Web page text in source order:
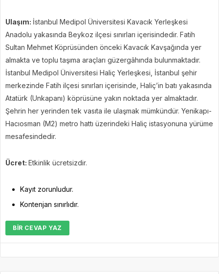
Ulaşım: İstanbul Medipol Üniversitesi Kavacık Yerleşkesi
Anadolu yakasında Beykoz ilçesi sınırları içerisindedir. Fatih
Sultan Mehmet Köprüsünden önceki Kavacık Kavşağında yer
almakta ve toplu taşıma araçları güzergâhında bulunmaktadır.
İstanbul Medipol Üniversitesi Haliç Yerleşkesi, İstanbul şehir
merkezinde Fatih ilçesi sınırları içerisinde, Haliç’in batı yakasında
Atatürk (Unkapanı) köprüsüne yakın noktada yer almaktadır.
Şehrin her yerinden tek vasıta ile ulaşmak mümkündür. Yenikapı-
Hacıosman (M2) metro hattı üzerindeki Haliç istasyonuna yürüme
mesafesindedir.
Ücret: Etkinlik ücretsizdir.
Kayıt zorunludur.
Kontenjan sınırlıdır.
BIR CEVAP YAZ